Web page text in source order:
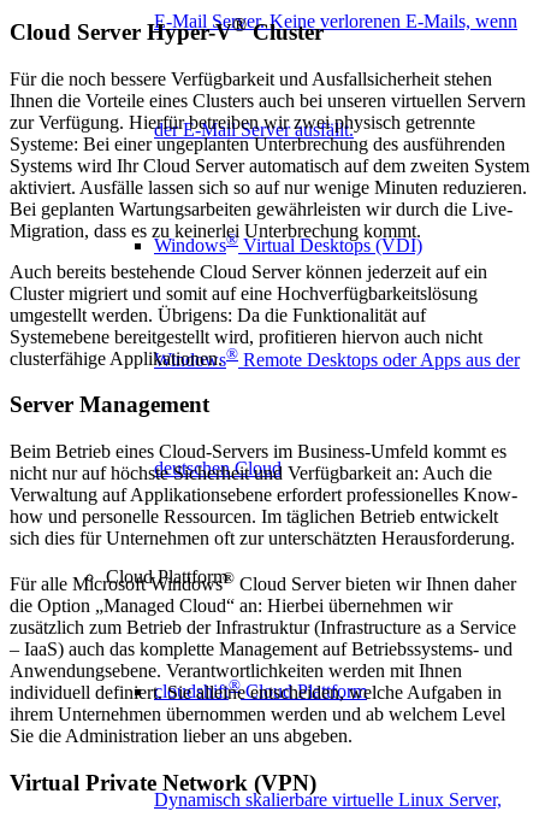
E-Mail Server. Keine verlorenen E-Mails, wenn
der E-Mail Server ausfällt.
Windows® Virtual Desktops (VDI)
Windows® Remote Desktops oder Apps aus der
deutschen Cloud
Cloud Plattform
cloudshift®Cloud Plattform
Dynamisch skalierbare virtuelle Linux Server,
Cloud Server Hyper-V®Cluster
Für die noch bessere Verfügbarkeit und Ausfallsicherheit stehen
Ihnen die Vorteile eines Clusters auch bei unseren virtuellen Servern
zur Verfügung. Hierfür betreiben wir zwei physisch getrennte
Systeme: Bei einer ungeplanten Unterbrechung des ausführenden
Systems wird Ihr Cloud Server automatisch auf dem zweiten System
aktiviert. Ausfälle lassen sich so auf nur wenige Minuten reduzieren.
Bei geplanten Wartungsarbeiten gewährleisten wir durch die Live-
Migration, dass es zu keinerlei Unterbrechung kommt.
Auch bereits bestehende Cloud Server können jederzeit auf ein
Cluster migriert und somit auf eine Hochverfügbarkeitslösung
umgestellt werden. Übrigens: Da die Funktionalität auf
Systemebene bereitgestellt wird, profitieren hiervon auch nicht
clusterfähige Applikationen.
Server Management
Beim Betrieb eines Cloud-Servers im Business-Umfeld kommt es
nicht nur auf höchste Sicherheit und Verfügbarkeit an: Auch die
Verwaltung auf Applikationsebene erfordert professionelles Know-
how und personelle Ressourcen. Im täglichen Betrieb entwickelt
sich dies für Unternehmen oft zur unterschätzten Herausforderung.
Für alle Microsoft Windows® Cloud Server bieten wir Ihnen daher
die Option „Managed Cloud“ an: Hierbei übernehmen wir
zusätzlich zum Betrieb der Infrastruktur (Infrastructure as a Service
– IaaS) auch das komplette Management auf Betriebssystems- und
Anwendungsebene. Verantwortlichkeiten werden mit Ihnen
individuell definiert. Sie alleine entscheiden, welche Aufgaben in
ihrem Unternehmen übernommen werden und ab welchem Level
Sie die Administration lieber an uns abgeben.
Virtual Private Network (VPN)